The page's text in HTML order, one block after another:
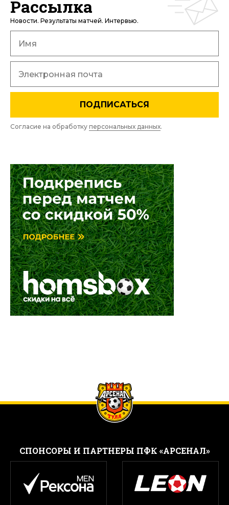
Рассылка
Новости. Результаты матчей. Интервью.
ПОДПИСАТЬСЯ
Согласие на обработку персональных данных.
CПОНСОРЫ И ПАРТНЕРЫ ПФК «АРСЕНАЛ»